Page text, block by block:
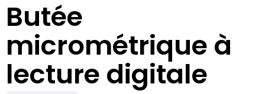
Butée
micrométrique à
lecture digitale